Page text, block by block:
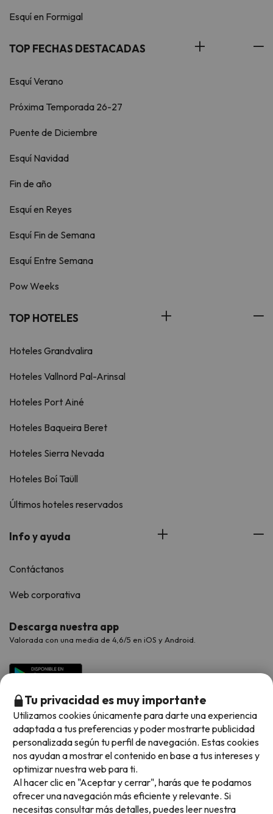
Esquí en Formigal
TOP FECHAS DESTACADAS
Esquí Verano
Próxima Temporada 26-27
Puente de Diciembre
Esquí Navidad
Fin de año
Esquí en Reyes
Esquí Fin de Semana
Esquí Entre Semana
Pow Weeks
TOP HOTELES
Hoteles Grandvalira
Hoteles Vallnord Pal-Arinsal
Hoteles Port Ainé
Hoteles Baqueira Beret
Hoteles Sierra Nevada
Hoteles Boí Taüll
Últimos hoteles reservados
Info y ayuda
Contáctanos
Web corporativa
Descarga nuestra app
Valorada con una media de 4,6/5 en iOS y Android.
Métodos de pago disponibles
Tu privacidad es muy importante
Utilizamos cookies únicamente para darte una experiencia
adaptada a tus preferencias y poder mostrarte publicidad
personalizada según tu perfil de navegación. Estas cookies
nos ayudan a mostrar el contenido en base a tus intereses y
optimizar nuestra web para ti.
Al hacer clic en "Aceptar y cerrar", harás que te podamos
ofrecer una navegación más eficiente y relevante. Si
necesitas consultar más detalles, puedes leer nuestra